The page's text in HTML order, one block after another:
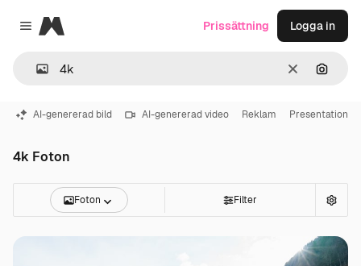
Close menu
Magnific
RensaSök
Prissättning Logga in
AI-genererad bild AI-genererad video Reklam Presentation
4k Foton
Foton Filter